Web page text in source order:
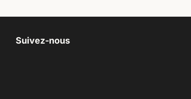
Suivez-nous